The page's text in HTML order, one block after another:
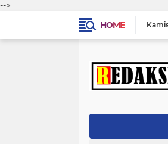
-->
HOME